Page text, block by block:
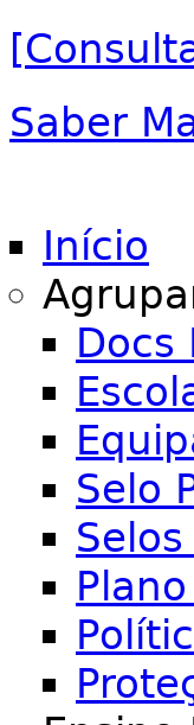
Saber
Início
Docs
Selo